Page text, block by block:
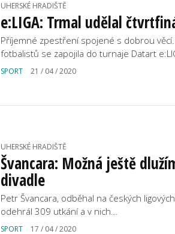
UHERSKÉ HRADIŠTĚ
e:LIGA: Trmal udělal
Příjemné zpestření spojené s dobrou věcí.
fotbalistů se zapojila do turnaje Datart
SPORT 21 / 04 / 2020
UHERSKÉ HRADIŠTĚ
Švancara: Možná ještě
divadle
Petr Švancara, odběhal na českých
odehrál 309 utkání a v nich…
SPORT 17 / 04 / 2020